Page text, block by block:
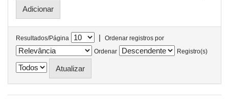
Resultados/Página |
Ordenar registros por
Ordenar
Registro(s)